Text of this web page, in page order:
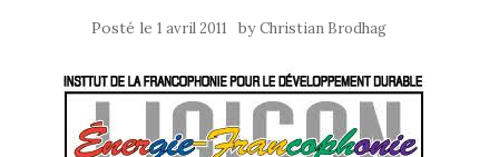
Posté le 1 avril 2011 byChristian Brodhag